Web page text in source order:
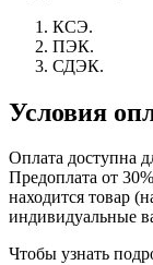
КСЭ.
ПЭК.
СДЭК.
Условия
Оплата доступна
Предоплата от
находится товар
индивидуальные
Чтобы узнать